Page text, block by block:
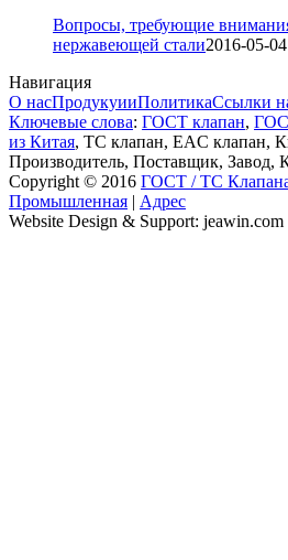
Вопросы, требующие
нержавеющей стали2016-05-04
Навигация
О насПродукуииПолитикаСсылки
Ключевые слова: ГОСТ клапан,
из Китая, ТС клапан, EAC клапан,
Производитель, Поставщик, Завод,
Copyright © 2016 ГОСТ / ТС
Промышленная | Адрес
Website Design & Support: jeawin.com